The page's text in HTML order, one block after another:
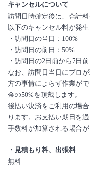
キャンセルについて
訪問日時確定後は、合計
以下のキャンセル料が発生
・訪問日の当日：100%
・訪問日の前日：50%
・訪問日の2日前から7日
なお、訪問日当日にプロ
方の事情によらず作業が
金の50%を頂戴します。
後払い決済をご利用の場
ります。お支払い期日を
手数料が加算される場合が
・見積もり料、出張料
無料